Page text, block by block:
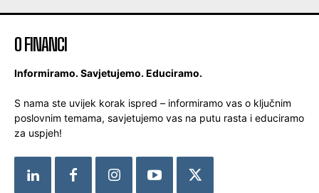
O FINANCI
Informiramo. Savjetujemo. Educiramo.
S nama ste uvijek korak ispred – informiramo vas o ključnim
poslovnim temama, savjetujemo vas na putu rasta i educiramo
za uspjeh!